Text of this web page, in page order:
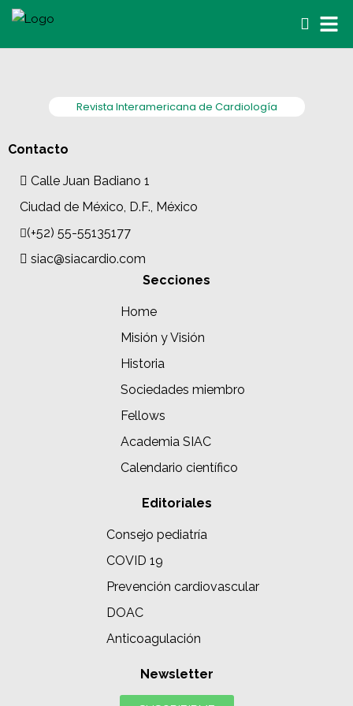
Revista Interamericana de Cardiología
Contacto
Calle Juan Badiano 1
Ciudad de México, D.F., México
(+52) 55-55135177
siac@siacardio.com
Secciones
Home
Misión y Visión
Historia
Sociedades miembro
Fellows
Academia SIAC
Calendario científico
Editoriales
Consejo pediatría
COVID 19
Prevención cardiovascular
DOAC
Anticoagulación
Newsletter